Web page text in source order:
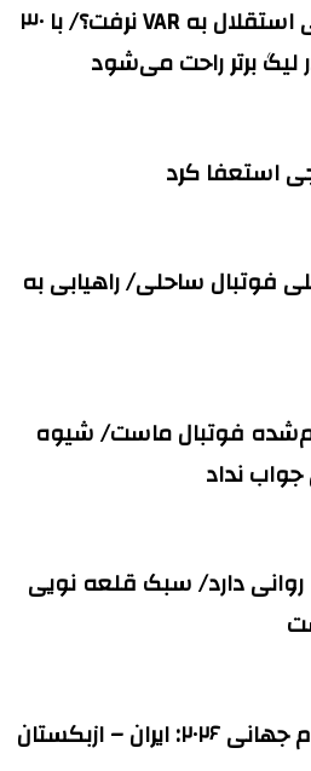
مالک خیبر: چرا هند پنالتی استقلال به VAR نرفت؟/ با ۳۰
لیگ برتر راحت می‌شود
استعفا کرد
فوتبال ساحلی/ راهیابی به
فوتبال ماست/ شیوه
نداد
دارد/ سبک قلعه نویی
– ازبکستان